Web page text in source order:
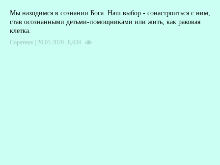
Мы находимся в сознании Бога. Наш выбор - сонастроиться с ним,
став осознанными детьми-помощниками или жить, как раковая
клетка.
Соратник | 20.03.2020 | 8,634